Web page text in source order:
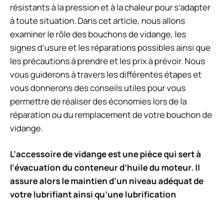
résistants à la pression et à la chaleur pour s’adapter
à toute situation. Dans cet article, nous allons
examiner le rôle des bouchons de vidange, les
signes d’usure et les réparations possibles ainsi que
les précautions à prendre et les prix à prévoir. Nous
vous guiderons à travers les différentes étapes et
vous donnerons des conseils utiles pour vous
permettre de réaliser des économies lors de la
réparation ou du remplacement de votre bouchon de
vidange.
L’accessoirede vidange est une pièce qui sert à
l’évacuation du conteneur d’huile du moteur. Il
assure alors le maintien d’un niveau adéquat de
votre lubrifiant ainsi qu’une lubrification